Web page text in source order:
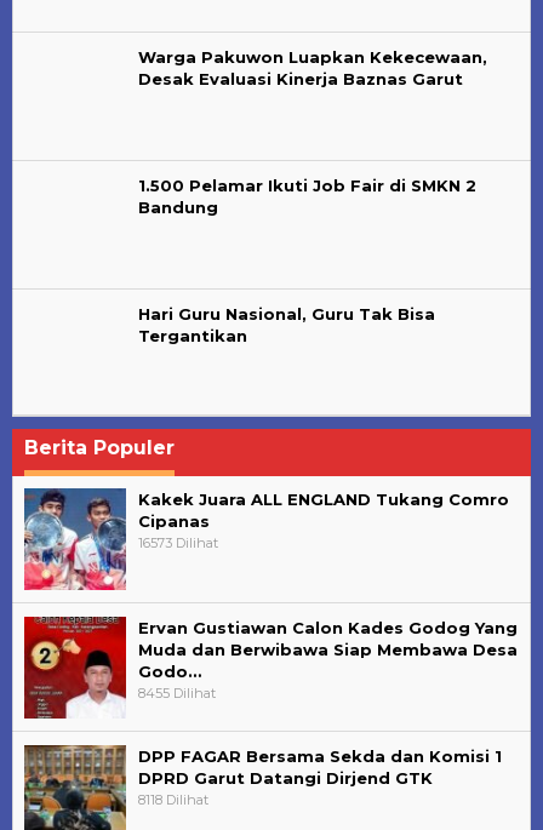
Warga Pakuwon Luapkan Kekecewaan,
Desak Evaluasi Kinerja Baznas Garut
1.500 Pelamar Ikuti Job Fair di SMKN 2
Bandung
Hari Guru Nasional, Guru Tak Bisa
Tergantikan
Berita Populer
Kakek Juara ALL ENGLAND Tukang Comro
Cipanas
16573 Dilihat
Ervan Gustiawan Calon Kades Godog Yang
Muda dan Berwibawa Siap Membawa Desa
Godo…
8455 Dilihat
DPP FAGAR Bersama Sekda dan Komisi 1
DPRD Garut Datangi Dirjend GTK
8118 Dilihat